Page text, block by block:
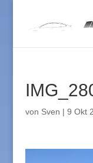
von Sven | 9 Okt